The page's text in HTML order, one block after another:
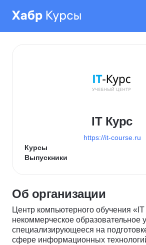
IT Курс
https://it-course.ru
Курсы
Выпускники
Об организации
Центр компьютерного обучения
некоммерческое образовательное
специализирующееся на
сфере информационных